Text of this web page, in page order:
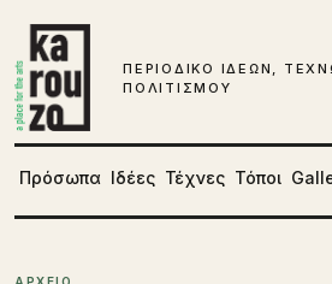
ΠΕΡΙΟΔΙΚΟ ΙΔΕΩΝ,
ΠΟΛΙΤΙΣΜΟΥ
Πρόσωπα Ιδέες Τέχνες Τόποι